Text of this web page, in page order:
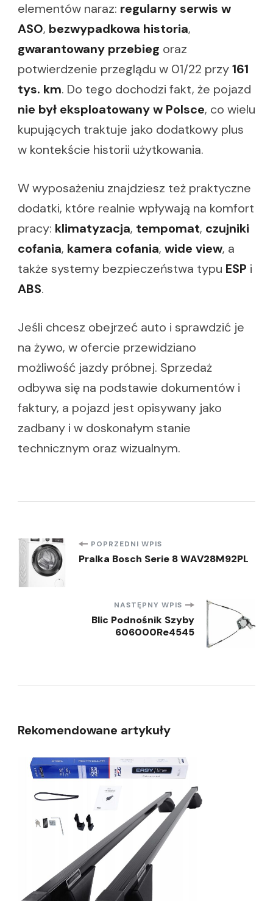
elementów naraz: regularny serwis w
ASO, bezwypadkowa historia,
gwarantowany przebieg oraz
potwierdzenie przeglądu w 01/22 przy161
tys. km. Do tego dochodzi fakt, że pojazd
nie był eksploatowany w Polsce, co wielu
kupujących traktuje jako dodatkowy plus
w kontekście historii użytkowania.
W wyposażeniu znajdziesz też praktyczne
dodatki, które realnie wpływają na komfort
pracy: klimatyzacja, tempomat, czujniki
cofania, kamera cofania, wide view, a
także systemy bezpieczeństwa typu ESP i
ABS.
Jeśli chcesz obejrzeć auto i sprawdzić je
na żywo, w ofercie przewidziano
możliwość jazdy próbnej. Sprzedaż
odbywa się na podstawie dokumentów i
faktury, a pojazd jest opisywany jako
zadbany i w doskonałym stanie
technicznym oraz wizualnym.
Nawigacja
wpisu
POPRZEDNI WPIS
Pralka Bosch Serie 8 WAV28M92PL
NASTĘPNY WPIS
Blic Podnośnik Szyby
606000Re4545
Rekomendowane artykuły